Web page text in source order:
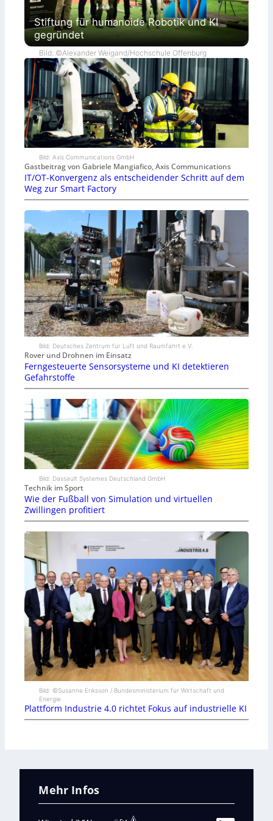
Stiftung für humanoide Robotik und KI
gegründet
Bild: ©Alexander Weigand/Hochschule Offenburg
Bild: Axis Communications GmbH
Gastbeitrag von Gabriele Mangiafico, Axis Communications
IT/OT-Konvergenz als entscheidender Schritt auf dem
Weg zur Smart Factory
Bild: Deutsches Zentrum für Luft und Raumfahrt e.V.
Rover und Drohnen im Einsatz
Ferngesteuerte Sensorsysteme und KI detektieren
Gefahrstoffe
Bild: Dassault Systemes Deutschland GmbH
Technik im Sport
Wie der Fußball von Simulation und virtuellen
Zwillingen profitiert
Bild: ©Susanne Eriksson / Bundesministerium für Wirtschaft und
Energie
Plattform Industrie 4.0 richtet Fokus auf industrielle KI
Mehr Infos